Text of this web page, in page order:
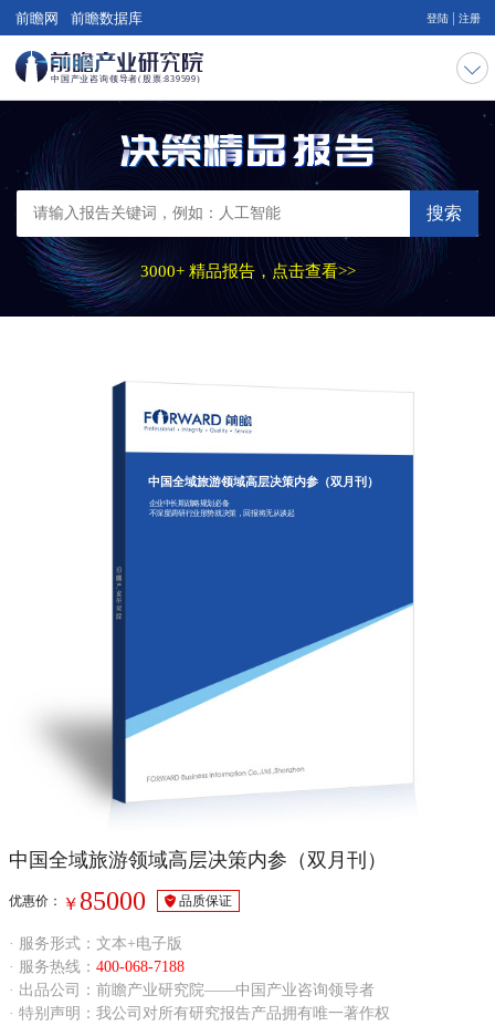
前瞻网 前瞻数据库 登陆 注册
搜索
3000+ 精品报告，点击查看>>
中国全域旅游领域高层决策内参（双月刊）
企业中长期战略规划必备
不深度调研行业形势就决策，回报将无从谈起
中国全域旅游领域高层决策内参（双月刊）
优惠价： ￥ 85000 品质保证
· 服务形式：文本+电子版
· 服务热线： 400-068-7188
· 出品公司：前瞻产业研究院——中国产业咨询领导者
· 特别声明：我公司对所有研究报告产品拥有唯一著作权